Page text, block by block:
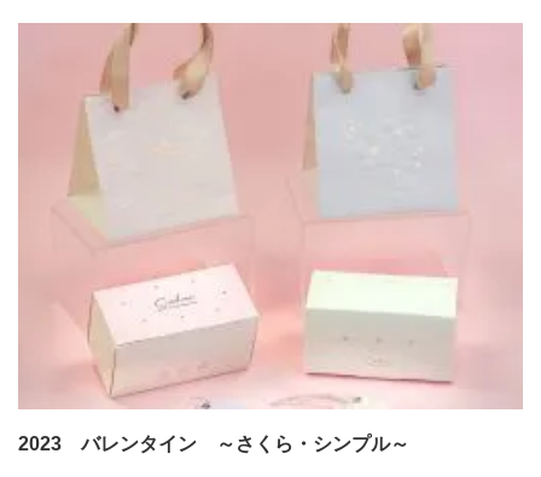
2023 バレンタイン ～さくら・シンプル～